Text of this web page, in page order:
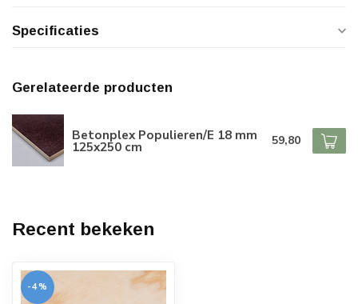
Specificaties
Gerelateerde producten
Betonplex Populieren/E 18 mm
125x250 cm 59,80
Recent bekeken
-4%